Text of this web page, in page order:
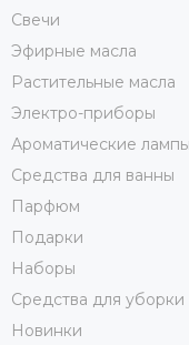
Свечи
Эфирные масла
Растительные масла
Электро-приборы
Ароматические лампы
Средства для ванны
Парфюм
Подарки
Наборы
Средства для уборки
Новинки